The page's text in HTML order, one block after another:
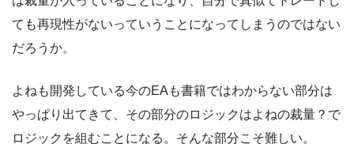
ても再現性がないっていうことになってしまうのではない
だろうか。
よねも開発している今のEAも書籍ではわからない部分は
やっぱり出てきて、その部分のロジックはよねの裁量？で
ロジックを組むことになる。そんな部分こそ難しい。